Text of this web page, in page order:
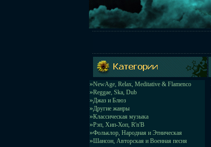
»NewAge, Relax, Meditative & Flamenco
»Reggae, Ska, Dub
»Джаз и Блюз
»Другие жанры
»Классическая музыка
»Рэп, Хип-Хоп, R'n'B
»Фольклор, Народная и Этническая
»Шансон, Авторская и Военная песня